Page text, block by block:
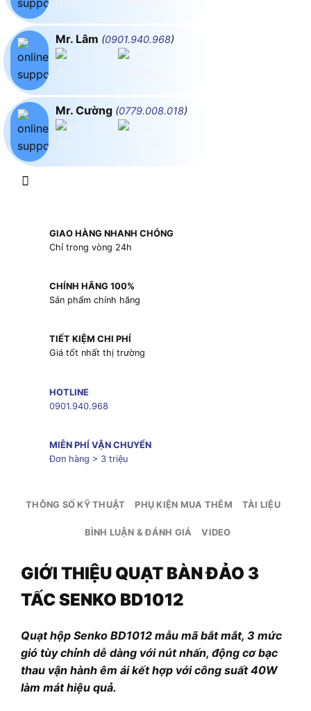
Mr. Lâm (0901.940.968)
Mr. Cường (0779.008.018)
GIAO HÀNG NHANH CHÓNG
Chỉ trong vòng 24h
CHÍNH HÃNG 100%
Sản phẩm chính hãng
TIẾT KIỆM CHI PHÍ
Giá tốt nhất thị trường
HOTLINE
0901.940.968
MIỄN PHÍ VẬN CHUYỂN
Đơn hàng > 3 triệu
THÔNG SỐ KỸ THUẬT PHỤ KIỆN MUA THÊM TÀI LIỆU
BÌNH LUẬN & ĐÁNH GIÁ VIDEO
GIỚI THIỆU QUẠT BÀN ĐẢO 3
TẤC SENKO BD1012
Quạt hộp Senko BD1012 mẫu mã bắt mắt, 3 mức
gió tùy chỉnh dễ dàng với nút nhấn, động cơ bạc
thau vận hành êm ái kết hợp với công suất 40W
làm mát hiệu quả.